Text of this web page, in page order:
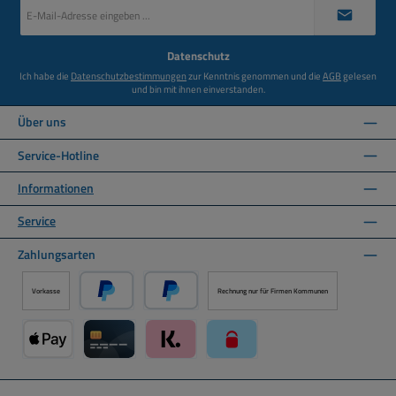
Mail-
Datenschutz
Ich habe die Datenschutzbestimmungenzur Kenntnis genommen und dieAGBgelesen
und bin mit ihnen einverstanden.
Über uns
Service-Hotline
Informationen
Service
Zahlungsarten
Vorkasse
PayPal Später Bezahlen über PayPal
Rechnung nur für Firmen Kommunen